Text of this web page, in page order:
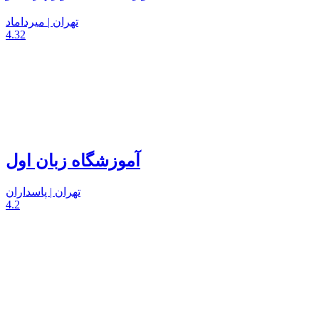
تهران | میرداماد
4.32
آموزشگاه زبان اول
تهران | پاسداران
4.2